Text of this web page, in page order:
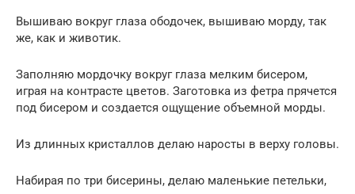
Вышиваю вокруг глаза ободочек, вышиваю морду, так
же, как и животик.
Заполняю мордочку вокруг глаза мелким бисером,
играя на контрасте цветов. Заготовка из фетра прячется
под бисером и создается ощущение объемной морды.
Из длинных кристаллов делаю наросты в верху головы.
Набирая по три бисерины, делаю маленькие петельки,